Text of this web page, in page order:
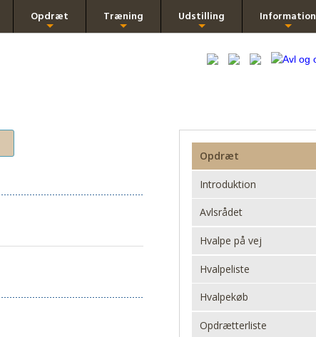
Opdræt Træning Udstilling Information
Opdræt
Introduktion
Avlsrådet
Hvalpe på vej
Hvalpeliste
Hvalpekøb
Opdrætterliste